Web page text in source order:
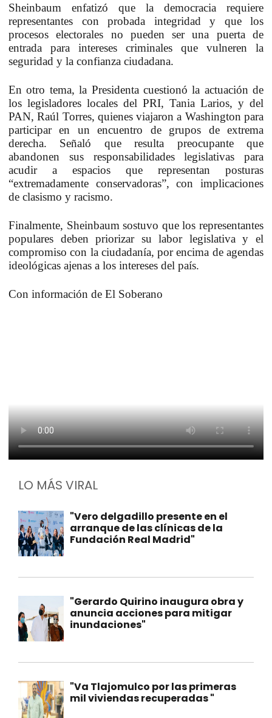
Sheinbaum enfatizó que la democracia requiere
representantes con probada integridad y que los
procesos electorales no pueden ser una puerta de
entrada para intereses criminales que vulneren la
seguridad y la confianza ciudadana.
En otro tema, la Presidenta cuestionó la actuación de
los legisladores locales del PRI, Tania Larios, y del
PAN, Raúl Torres, quienes viajaron a Washington para
participar en un encuentro de grupos de extrema
derecha. Señaló que resulta preocupante que
abandonen sus responsabilidades legislativas para
acudir a espacios que representan posturas
“extremadamente conservadoras”, con implicaciones
de clasismo y racismo.
Finalmente, Sheinbaum sostuvo que los representantes
populares deben priorizar su labor legislativa y el
compromiso con la ciudadanía, por encima de agendas
ideológicas ajenas a los intereses del país.
Con información de El Soberano
LO MÁS VIRAL
"Vero delgadillo presente en el
arranque de las clínicas de la
Fundación Real Madrid"
"Gerardo Quirino inaugura obra y
anuncia acciones para mitigar
inundaciones"
"Va Tlajomulco por las primeras
mil viviendas recuperadas "